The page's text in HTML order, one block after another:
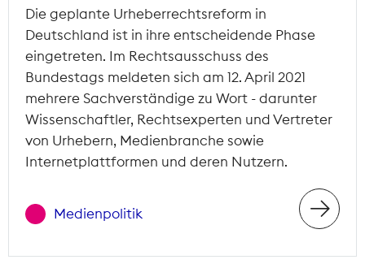
Die geplante Urheberrechtsreform in
Deutschland ist in ihre entscheidende Phase
eingetreten. Im Rechtsausschuss des
Bundestags meldeten sich am 12. April 2021
mehrere Sachverständige zu Wort - darunter
Wissenschaftler, Rechtsexperten und Vertreter
von Urhebern, Medienbranche sowie
Internetplattformen und deren Nutzern.
Medienpolitik